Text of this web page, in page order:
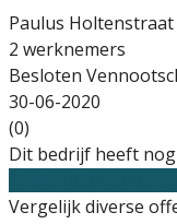
Paulus Holtenstraat
2 werknemers
Besloten
30-06-2020
(0)
Dit bedrijf heeft
Vergelijk diverse